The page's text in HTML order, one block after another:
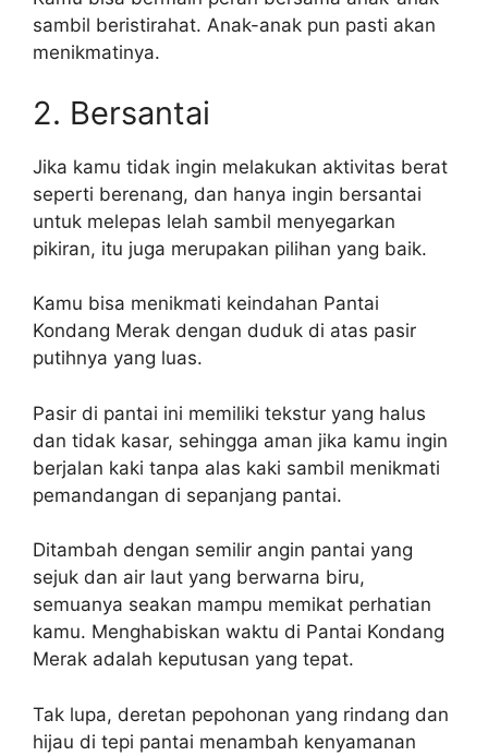
sambil beristirahat. Anak-anak pun pasti akan
menikmatinya.
2. Bersantai
Jika kamu tidak ingin melakukan aktivitas berat
seperti berenang, dan hanya ingin bersantai
untuk melepas lelah sambil menyegarkan
pikiran, itu juga merupakan pilihan yang baik.
Kamu bisa menikmati keindahan Pantai
Kondang Merak dengan duduk di atas pasir
putihnya yang luas.
Pasir di pantai ini memiliki tekstur yang halus
dan tidak kasar, sehingga aman jika kamu ingin
berjalan kaki tanpa alas kaki sambil menikmati
pemandangan di sepanjang pantai.
Ditambah dengan semilir angin pantai yang
sejuk dan air laut yang berwarna biru,
semuanya seakan mampu memikat perhatian
kamu. Menghabiskan waktu di Pantai Kondang
Merak adalah keputusan yang tepat.
Tak lupa, deretan pepohonan yang rindang dan
hijau di tepi pantai menambah kenyamanan